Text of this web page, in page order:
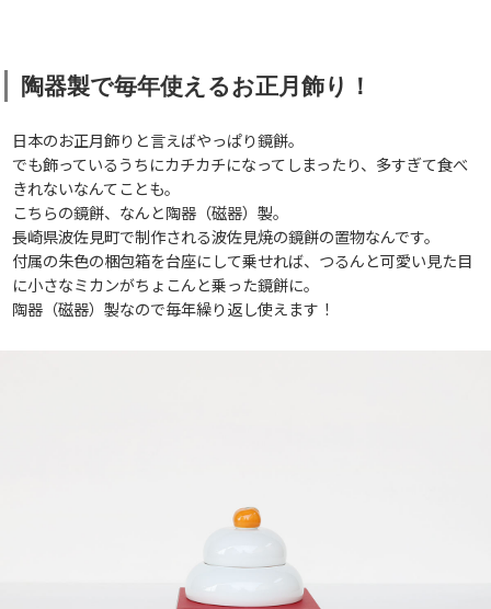
陶器製で毎年使えるお正月飾り！
日本のお正月飾りと言えばやっぱり鏡餅。
でも飾っているうちにカチカチになってしまったり、多すぎて食べ
きれないなんてことも。
こちらの鏡餅、なんと陶器（磁器）製。
長崎県波佐見町で制作される波佐見焼の鏡餅の置物なんです。
付属の朱色の梱包箱を台座にして乗せれば、つるんと可愛い見た目
に小さなミカンがちょこんと乗った鏡餅に。
陶器（磁器）製なので毎年繰り返し使えます！